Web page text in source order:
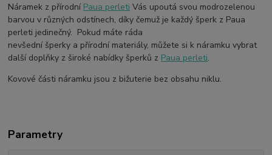
Náramek z přírodní Paua perleti Vás upoutá svou modrozelenou
barvou v různých odstínech, díky čemuž je každý šperk z Paua
perleti jedinečný. Pokud máte ráda
nevšední šperky a přírodní materiály, můžete si k náramku vybrat
další doplňky z široké nabídky šperků z Paua perleti.
Kovové části náramku jsou z bižuterie bez obsahu niklu.
Parametry